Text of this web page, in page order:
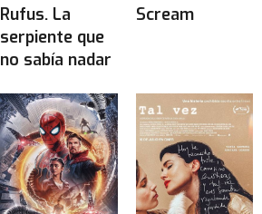
Rufus. La
serpiente que
no sabía nadar
Scream